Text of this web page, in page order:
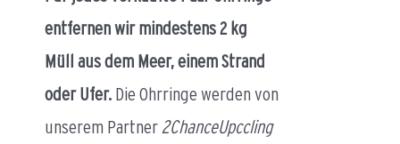
entfernen wir mindestens 2 kg
Müll aus dem Meer, einem Strand
oder Ufer. Die Ohrringe werden von
unserem Partner 2ChanceUpccling